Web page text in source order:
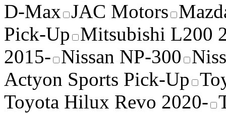
D-Max JAC Motors
Pick-Up Mitsubishi L200
2015- Nissan NP-300
Actyon Sports Pick-Up
Toyota Hilux Revo 2020-